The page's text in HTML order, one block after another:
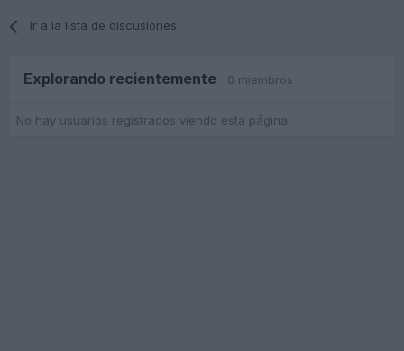
Ir a la lista de discusiones
Explorando recientemente 0 miembros
No hay usuarios registrados viendo esta página.